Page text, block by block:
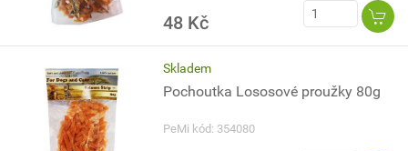
48 Kč
Skladem
Pochoutka Lososové proužky 80g
PeMi kód: 354080